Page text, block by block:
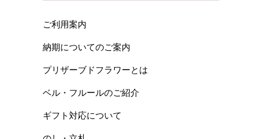
ご利用案内
納期についてのご案内
プリザーブドフラワーとは
ベル・フルールのご紹介
ギフト対応について